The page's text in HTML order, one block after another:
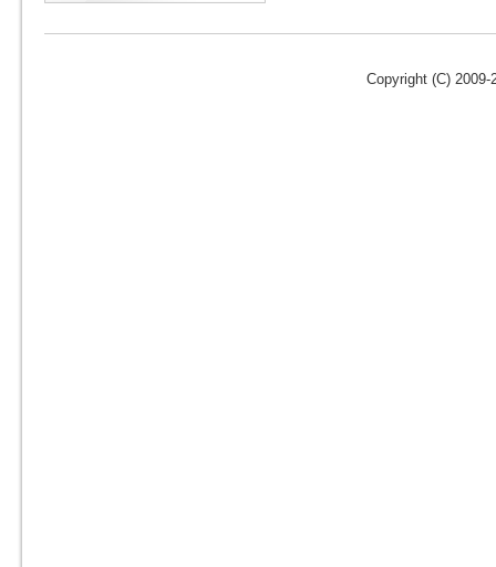
Copyright (C)